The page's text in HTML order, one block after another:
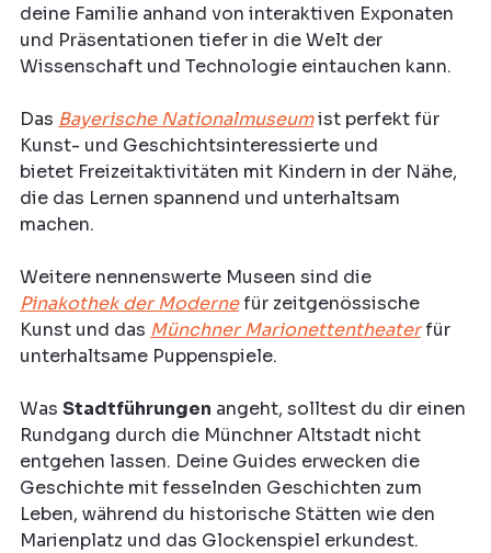
deine Familie anhand von interaktiven Exponaten
und Präsentationen tiefer in die Welt der
Wissenschaft und Technologie eintauchen kann.
Das Bayerische Nationalmuseum ist perfekt für
Kunst- und Geschichtsinteressierte und
bietet Freizeitaktivitäten mit Kindern in der Nähe,
die das Lernen spannend und unterhaltsam
machen.
Weitere nennenswerte Museen sind die
Pinakothek der Moderne für zeitgenössische
Kunst und das Münchner Marionettentheater für
unterhaltsame Puppenspiele.
Was Stadtführungen angeht, solltest du dir einen
Rundgang durch die Münchner Altstadt nicht
entgehen lassen. Deine Guides erwecken die
Geschichte mit fesselnden Geschichten zum
Leben, während du historische Stätten wie den
Marienplatz und das Glockenspiel erkundest.